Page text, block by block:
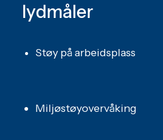
lydmåler
Støy på arbeidsplass
Miljøstøyovervåking